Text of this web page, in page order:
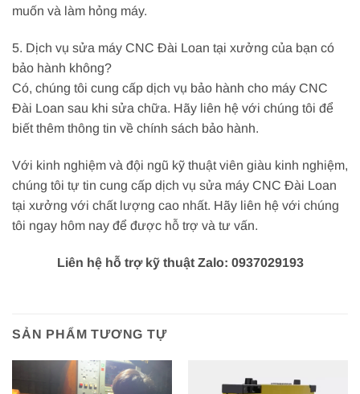
muốn và làm hỏng máy.
5. Dịch vụ sửa máy CNC Đài Loan tại xưởng của bạn có
bảo hành không?
Có, chúng tôi cung cấp dịch vụ bảo hành cho máy CNC
Đài Loan sau khi sửa chữa. Hãy liên hệ với chúng tôi để
biết thêm thông tin về chính sách bảo hành.
Với kinh nghiệm và đội ngũ kỹ thuật viên giàu kinh nghiệm,
chúng tôi tự tin cung cấp dịch vụ sửa máy CNC Đài Loan
tại xưởng với chất lượng cao nhất. Hãy liên hệ với chúng
tôi ngay hôm nay để được hỗ trợ và tư vấn.
Liên hệ hỗ trợ kỹ thuật Zalo: 0937029193
SẢN PHẨM TƯƠNG TỰ